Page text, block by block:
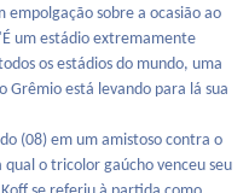
empolgação sobre a ocasião ao
um estádio extremamente
os estádios do mundo, uma
Grêmio está levando para lá sua
(08) em um amistoso contra o
o tricolor gaúcho venceu seu